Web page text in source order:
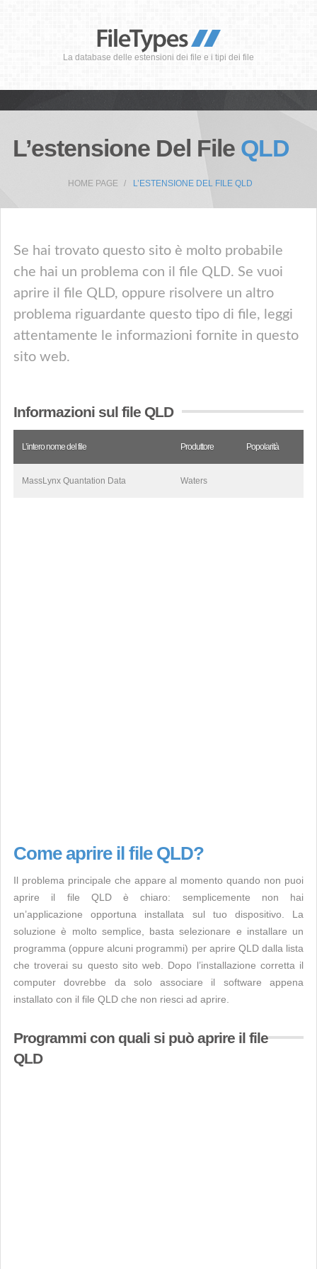
La database delle estensioni dei file e i tipi dei file
L’estensione Del File QLD
HOME PAGE L’ESTENSIONE DEL FILE QLD
Se hai trovato questo sito è molto probabile
che hai un problema con il file QLD. Se vuoi
aprire il file QLD, oppure risolvere un altro
problema riguardante questo tipo di file, leggi
attentamente le informazioni fornite in questo
sito web.
Informazioni sul file QLD
L’intero nome del file Produttore Popolarità
MassLynx Quantation Data Waters
Come aprire il file QLD?
Il problema principale che appare al momento quando non puoi
aprire il file QLD è chiaro: semplicemente non hai
un’applicazione opportuna installata sul tuo dispositivo. La
soluzione è molto semplice, basta selezionare e installare un
programma (oppure alcuni programmi) per aprire QLD dalla lista
che troverai su questo sito web. Dopo l’installazione corretta il
computer dovrebbe da solo associare il software appena
installato con il file QLD che non riesci ad aprire.
Programmi con quali si può aprire il file
QLD